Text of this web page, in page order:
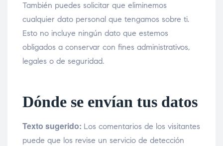
También puedes solicitar que eliminemos
cualquier dato personal que tengamos sobre ti.
Esto no incluye ningún dato que estemos
obligados a conservar con fines administrativos,
legales o de seguridad.
Dónde se envían tus datos
Texto sugerido: Los comentarios de los visitantes
puede que los revise un servicio de detección